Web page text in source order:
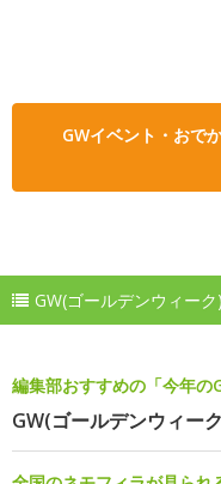
GWイベント・おで
GW(ゴールデンウィー
編集部おすすめの「今年の
GW(ゴールデンウィー